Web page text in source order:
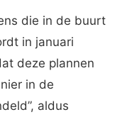
die in de buurt
in januari
deze plannen
in de
aldus